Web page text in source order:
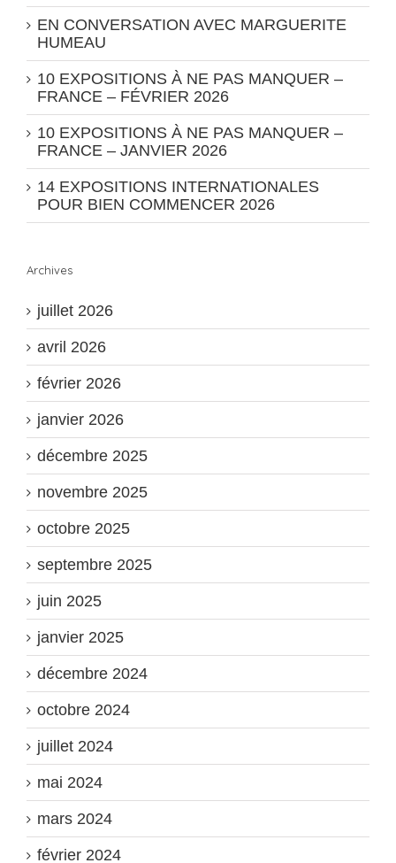
EN CONVERSATION AVEC MARGUERITE
HUMEAU
10 EXPOSITIONS À NE PAS MANQUER –
FRANCE – FÉVRIER 2026
10 EXPOSITIONS À NE PAS MANQUER –
FRANCE – JANVIER 2026
14 EXPOSITIONS INTERNATIONALES
POUR BIEN COMMENCER 2026
Archives
juillet 2026
avril 2026
février 2026
janvier 2026
décembre 2025
novembre 2025
octobre 2025
septembre 2025
juin 2025
janvier 2025
décembre 2024
octobre 2024
juillet 2024
mai 2024
mars 2024
février 2024